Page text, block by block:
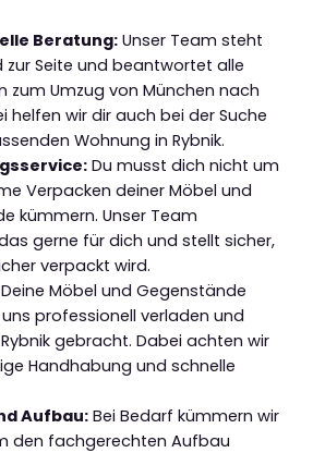
Beratung:Unser Team steht
zur Seite und beantwortet alle
zum Umzug von München nach
helfen wir dir auch bei der Suche
Wohnung in Rybnik.
Du musst dich nicht um
Verpacken deiner Möbel und
kümmern. Unser Team
gerne für dich und stellt sicher,
verpackt wird.
Möbel und Gegenstände
professionell verladen und
gebracht. Dabei achten wir
Handhabung und schnelle
Aufbau:Bei Bedarf kümmern wir
den fachgerechten Aufbau